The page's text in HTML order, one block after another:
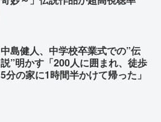
中島健人、中学校卒業式での”伝
説”明かす「200人に囲まれ、徒歩
5分の家に1時間半かけて帰った」